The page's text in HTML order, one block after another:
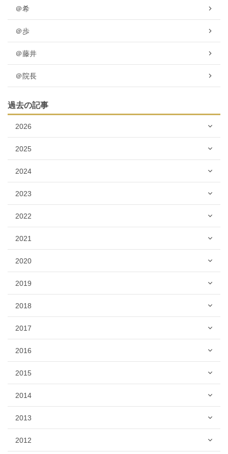
＠希
＠歩
＠藤井
＠院長
過去の記事
2026
2025
2024
2023
2022
2021
2020
2019
2018
2017
2016
2015
2014
2013
2012